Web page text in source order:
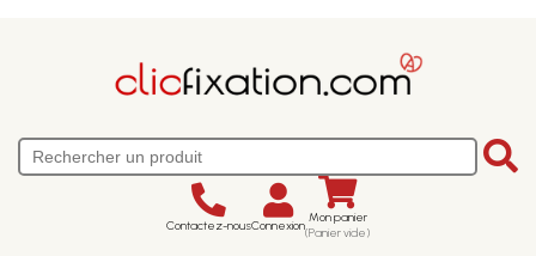
Contactez-nousConnexion Mon panier
(Panier vide)